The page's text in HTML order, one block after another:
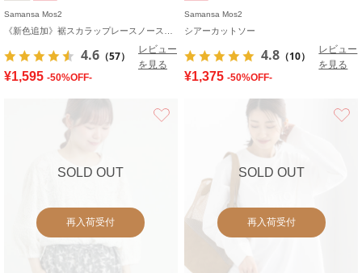
Samansa Mos2
4.6 （57）
レビュー
を見る
¥1,595 -50%OFF-
Samansa Mos2
シアーカットソー
4.8 （10）
レビュー
を見る
¥1,375 -50%OFF-
SOLD OUT
再入荷受付
SOLD OUT
再入荷受付